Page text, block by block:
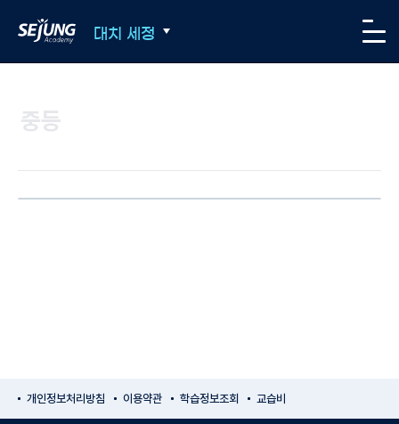
SEJUNG Academy
대치 세정 메뉴
중등
개인정보처리방침 이용약관 학습정보조회 교습비